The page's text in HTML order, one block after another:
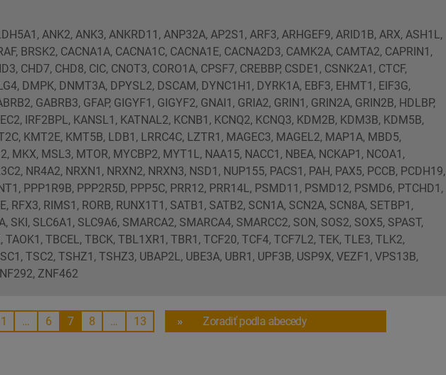
ANK2, ANK3, ANKRD11, ANP32A, AP2S1, ARF3, ARHGEF9, ARID1B, ARX, ASH1L,
BRSK2, CACNA1A, CACNA1C, CACNA1E, CACNA2D3, CAMK2A, CAMTA2, CAPRIN1,
CHD7, CHD8, CIC, CNOT3, CORO1A, CPSF7, CREBBP, CSDE1, CSNK2A1, CTCF,
DMPK, DNMT3A, DPYSL2, DSCAM, DYNC1H1, DYRK1A, EBF3, EHMT1, EIF3G,
GABRB3, GFAP, GIGYF1, GIGYF2, GNAI1, GRIA2, GRIN1, GRIN2A, GRIN2B, HDLBP,
IRF2BPL, KANSL1, KATNAL2, KCNB1, KCNQ2, KCNQ3, KDM2B, KDM3B, KDM5B,
KMT2E, KMT5B, LDB1, LRRC4C, LZTR1, MAGEC3, MAGEL2, MAP1A, MBD5,
MKX, MSL3, MTOR, MYCBP2, MYT1L, NAA15, NACC1, NBEA, NCKAP1, NCOA1,
NR4A2, NRXN1, NRXN2, NRXN3, NSD1, NUP155, PACS1, PAH, PAX5, PCCB, PCDH19,
PPP1R9B, PPP2R5D, PPP5C, PRR12, PRR14L, PSMD11, PSMD12, PSMD6, PTCHD1,
RFX3, RIMS1, RORB, RUNX1T1, SATB1, SATB2, SCN1A, SCN2A, SCN8A, SETBP1,
SLC6A1, SLC9A6, SMARCA2, SMARCA4, SMARCC2, SON, SOS2, SOX5, SPAST,
TAOK1, TBCEL, TBCK, TBL1XR1, TBR1, TCF20, TCF4, TCF7L2, TEK, TLE3, TLK2,
TSC2, TSHZ1, TSHZ3, UBAP2L, UBE3A, UBR1, UPF3B, USP9X, VEZF1, VPS13B,
ZNF462
1 … 6 7 8 … 13 » Zoradiť podla abecedy